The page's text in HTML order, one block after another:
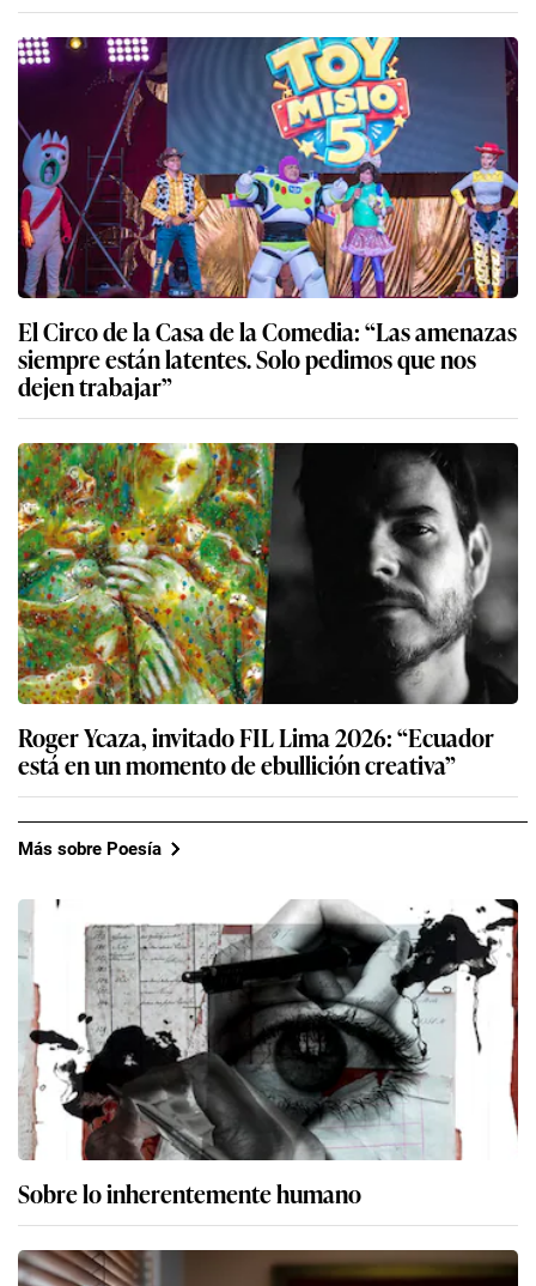
El Circo de la Casa de la Comedia: “Las amenazas
siempre están latentes. Solo pedimos que nos
dejen trabajar”
Roger Ycaza, invitado FIL Lima 2026: “Ecuador
está en un momento de ebullición creativa”
Más sobre Poesía
Sobre lo inherentemente humano